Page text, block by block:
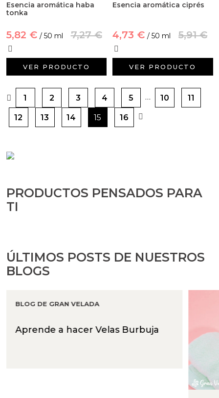
Esencia aromática haba
tonka
5,82 € / 50 ml 7,27 €
VER PRODUCTO
Esencia aromática ciprés
4,73 € / 50 ml 5,91 €
VER PRODUCTO
1 2 3 4 5 … 10 11
12 13 14 15 16
PRODUCTOS PENSADOS PARA
TI
ÚLTIMOS POSTS DE NUESTROS
BLOGS
BLOG DE GRAN VELADA
Aprende a hacer Velas Burbuja